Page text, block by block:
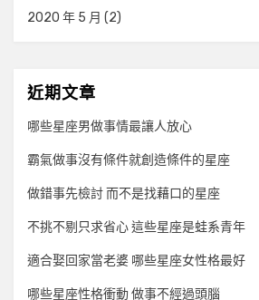
2020 年 5 月 (2)
近期文章
哪些星座男做事情最讓人放心
霸氣做事沒有條件就創造條件的星座
做錯事先檢討 而不是找藉口的星座
不挑不剔只求省心 這些星座是蛙系青年
適合娶回家當老婆 哪些星座女性格最好
哪些星座性格衝動 做事不經過頭腦